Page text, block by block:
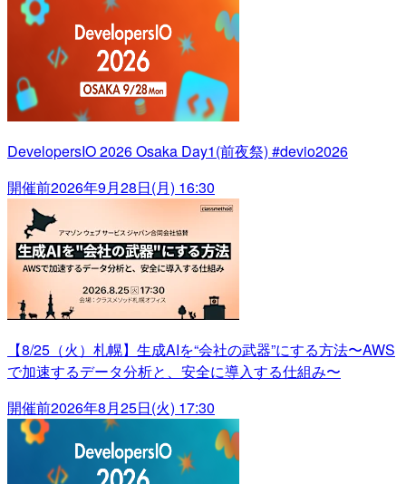
DevelopersIO 2026 Osaka Day1(前夜祭) #devio2026
開催前2026年9月28日(月) 16:30
【8/25（火）札幌】生成AIを“会社の武器”にする方法〜AWS
で加速するデータ分析と、安全に導入する仕組み〜
開催前2026年8月25日(火) 17:30